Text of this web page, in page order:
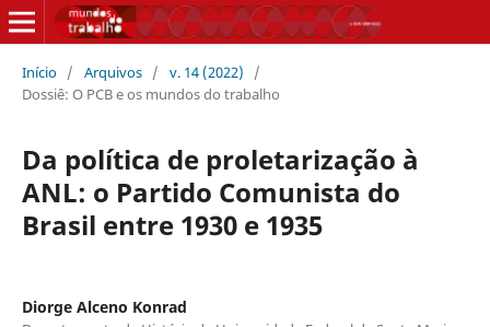
Início / Arquivos / v. 14 (2022)
/
Dossiê: O PCB e os mundos do trabalho
Da política de proletarização à
ANL: o Partido Comunista do
Brasil entre 1930 e 1935
Diorge Alceno Konrad